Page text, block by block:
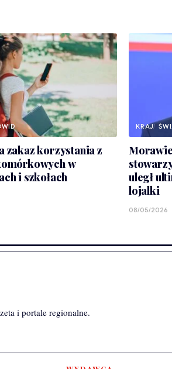
zakaz korzystania z
w
i szkołach
KRAJ
uległ
lojalki
08/05/2026
i portale regionalne.